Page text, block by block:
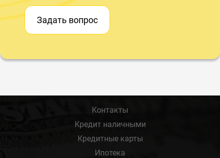
Задать вопрос
Контакты
Кредит наличными
Кредитные карты
Ипотека